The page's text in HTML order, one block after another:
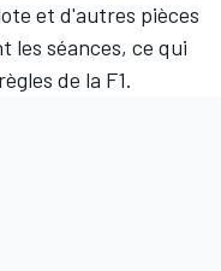
et d'autres pièces
les séances, ce qui
de la F1.